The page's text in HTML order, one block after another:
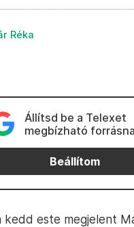
Réka
Állítsd be a Telexet
megbízható
Beállítom
kedd este megjelent